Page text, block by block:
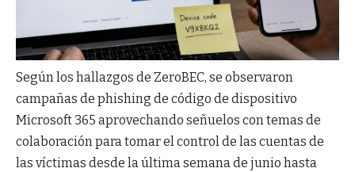
Según los hallazgos de ZeroBEC, se observaron
campañas de phishing de código de dispositivo
Microsoft 365 aprovechando señuelos con temas de
colaboración para tomar el control de las cuentas de
las víctimas desde la última semana de junio hasta